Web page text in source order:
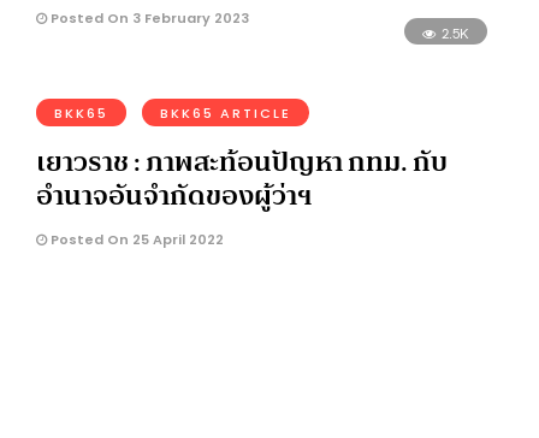
Posted On 3 February 2023
2.5K
BKK65 BKK65 ARTICLE
เยาวราช : ภาพสะท้อนปัญหา กทม. กับ
อำนาจอันจำกัดของผู้ว่าฯ
Posted On 25 April 2022